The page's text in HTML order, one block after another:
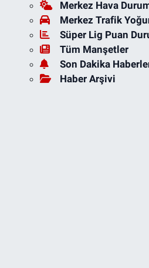
Merkez Hava
Merkez Trafik
Süper Lig Puan
Tüm Manşetler
Son Dakika
Haber Arşivi